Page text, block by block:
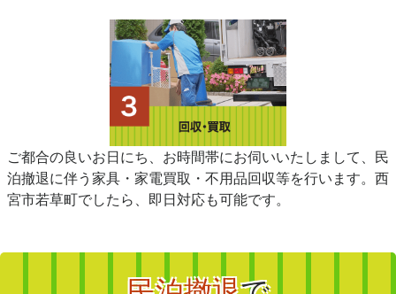
ご都合の良いお日にち、お時間帯にお伺いいたしまして、民
泊撤退に伴う家具・家電買取・不用品回収等を行います。西
宮市若草町でしたら、即日対応も可能です。